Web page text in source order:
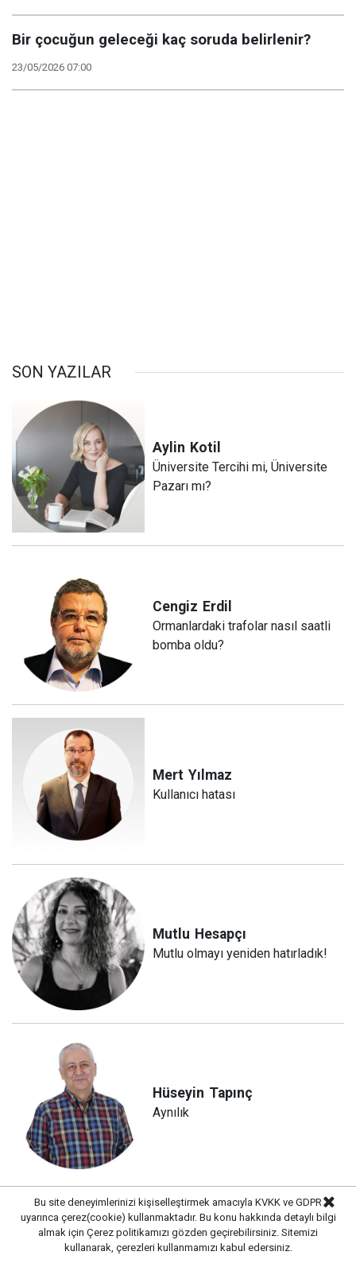
Bir çocuğun geleceği kaç soruda belirlenir?
23/05/2026 07:00
SON YAZILAR
Aylin Kotil
Üniversite Tercihi mi, Üniversite
Pazarı mı?
Cengiz Erdil
Ormanlardaki trafolar nasıl saatli
bomba oldu?
Mert Yılmaz
Kullanıcı hatası
Mutlu Hesapçı
Mutlu olmayı yeniden hatırladık!
Hüseyin Tapınç
Aynılık
Bu site deneyimlerinizi kişiselleştirmek amacıyla KVKK ve GDPR
uyarınca çerez(cookie) kullanmaktadır. Bu konu hakkında detaylı bilgi
almak için Çerez politikamızı gözden geçirebilirsiniz. Sitemizi
kullanarak, çerezleri kullanmamızı kabul edersiniz.